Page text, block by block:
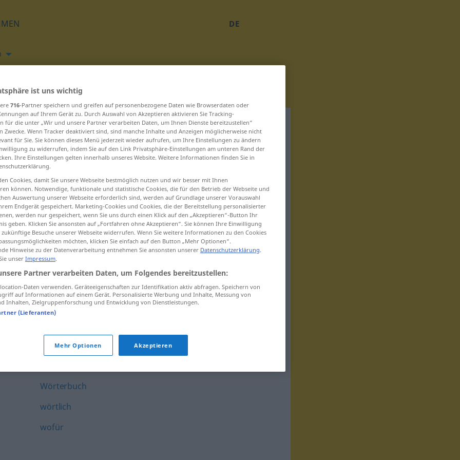
DE
– wissenswert ... wofür
Woche
Wochenende
Wochenendhaus
Wochenendurlaub
Wochenkarte
wochenlang
Wochentag
wodurch
Wörterbuch
wörtlich
wofür
ist uns wichtig
716-Partner speichern und greifen auf personenbezogene Daten wie Browserdaten oder
auf Ihrem Gerät zu. Durch Auswahl von Akzeptieren aktivieren Sie Tracking-
für die unter „Wir und unsere Partner verarbeiten Daten, um Ihnen Dienste bereitzustellen“
Zwecke. Wenn Tracker deaktiviert sind, sind manche Inhalte und Anzeigen möglicherweise nicht
für Sie. Sie können dieses Menü jederzeit wieder aufrufen, um Ihre Einstellungen zu ändern
zu widerrufen, indem Sie auf den Link Privatsphäre-Einstellungen am unteren Rand der
Ihre Einstellungen gelten innerhalb unseres Website. Weitere Informationen finden Sie in
Cookies, damit Sie unsere Webseite bestmöglich nutzen und wir besser mit Ihnen
können. Notwendige, funktionale und statistische Cookies, die für den Betrieb der Webseite und
Auswertung unserer Webseite erforderlich sind, werden auf Grundlage unserer Vorauswahl
Endgerät gespeichert. Marketing-Cookies und Cookies, die der Bereitstellung personalisierter
werden nur gespeichert, wenn Sie uns durch einen Klick auf den „Akzeptieren“-Button Ihr
geben. Klicken Sie ansonsten auf „Fortfahren ohne Akzeptieren“. Sie können Ihre Einwilligung
Besuche unserer Webseite widerrufen. Wenn Sie weitere Informationen zu den Cookies
möchten, klicken Sie einfach auf den Button „Mehr Optionen“.
Hinweise zu der Datenverarbeitung entnehmen Sie ansonsten unserer Datenschutzerklärung.
unser Impressum.
Partner verarbeiten Daten, um Folgendes bereitzustellen:
Daten verwenden. Geräteeigenschaften zur Identifikation aktiv abfragen. Speichern von
auf Informationen auf einem Gerät. Personalisierte Werbung und Inhalte, Messung von
Inhalten, Zielgruppenforschung und Entwicklung von Dienstleistungen.
(Lieferanten)
Mehr Optionen Akzeptieren